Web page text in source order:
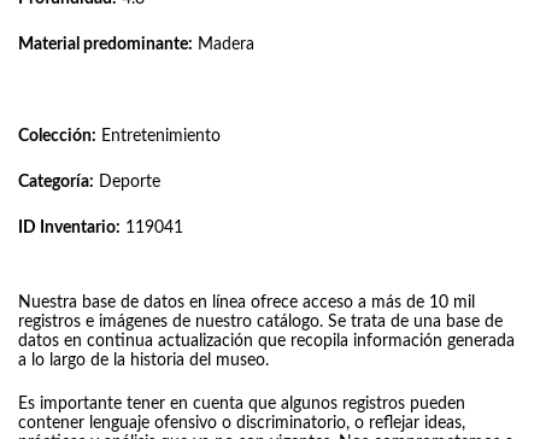
Material predominante: Madera
Colección: Entretenimiento
Categoría: Deporte
ID Inventario: 119041
Nuestra base de datos en línea ofrece acceso a más de 10 mil
registros e imágenes de nuestro catálogo. Se trata de una base de
datos en continua actualización que recopila información generada
a lo largo de la historia del museo.
Es importante tener en cuenta que algunos registros pueden
contener lenguaje ofensivo o discriminatorio, o reflejar ideas,